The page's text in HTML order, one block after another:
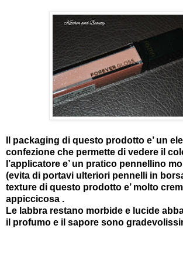
Il packaging di questo prodotto e’ un
confezione che permette di vedere il
l’applicatore e’ un pratico pennellino
(evita di portavi ulteriori pennelli in
texture di questo prodotto e’ molto
appiccicosa .
Le labbra restano morbide e lucide
il profumo e il sapore sono